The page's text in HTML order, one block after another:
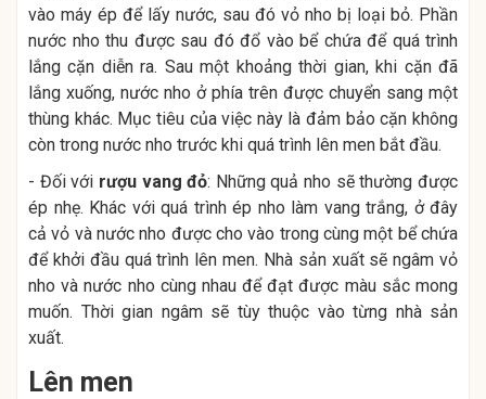
vào máy ép để lấy nước, sau đó vỏ nho bị loại bỏ. Phần
nước nho thu được sau đó đổ vào bể chứa để quá trình
lắng cặn diễn ra. Sau một khoảng thời gian, khi cặn đã
lắng xuống, nước nho ở phía trên được chuyển sang một
thùng khác. Mục tiêu của việc này là đảm bảo cặn không
còn trong nước nho trước khi quá trình lên men bắt đầu.
- Đối với rượu vang đỏ: Những quả nho sẽ thường được
ép nhẹ. Khác với quá trình ép nho làm vang trắng, ở đây
cả vỏ và nước nho được cho vào trong cùng một bể chứa
để khởi đầu quá trình lên men. Nhà sản xuất sẽ ngâm vỏ
nho và nước nho cùng nhau để đạt được màu sắc mong
muốn. Thời gian ngâm sẽ tùy thuộc vào từng nhà sản
xuất.
Lên men